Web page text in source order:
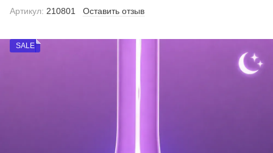
Артикул: 210801 Оставить отзыв
SALE